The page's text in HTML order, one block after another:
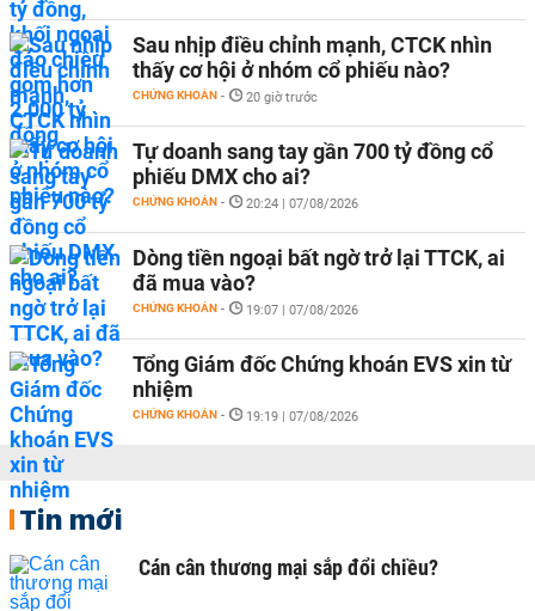
Sau nhịp điều chỉnh mạnh, CTCK nhìn
thấy cơ hội ở nhóm cổ phiếu nào?
CHỨNG KHOÁN - 20 giờ trước
Tự doanh sang tay gần 700 tỷ đồng cổ
phiếu DMX cho ai?
CHỨNG KHOÁN - 20:24 | 07/08/2026
Dòng tiền ngoại bất ngờ trở lại TTCK, ai
đã mua vào?
CHỨNG KHOÁN - 19:07 | 07/08/2026
Tổng Giám đốc Chứng khoán EVS xin từ
nhiệm
CHỨNG KHOÁN - 19:19 | 07/08/2026
Tin mới
Cán cân thương mại sắp đổi chiều?